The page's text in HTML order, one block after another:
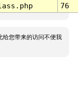
76
给您带来的访问不便我